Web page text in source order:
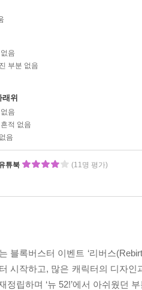
음
부분 없음
위
음
적 없음
음
튜북 (11명 평가)
블록버스터 이벤트 ‘리버스
시작하고, 많은 캐릭터의 디자인
정립하며 ‘뉴 52!’에서 아쉬웠던